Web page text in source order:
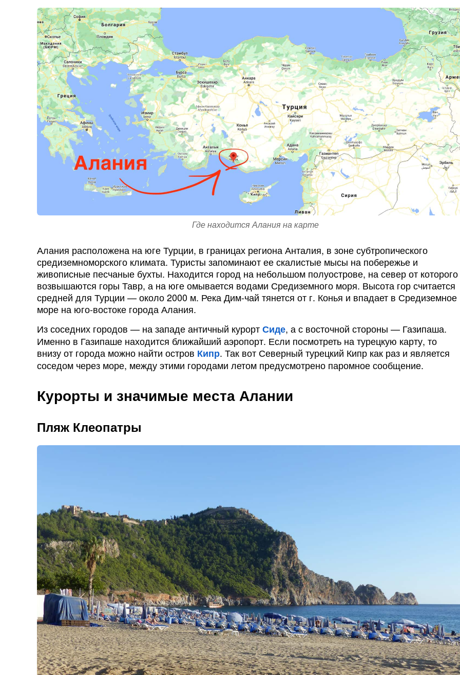
Где находится Алания на карте
Алания расположена на юге Турции, в границах региона Анталия, в зоне субтропического
средиземноморского климата. Туристы запоминают ее скалистые мысы на побережье и
живописные песчаные бухты. Находится город на небольшом полуострове, на север от которого
возвышаются горы Тавр, а на юге омывается водами Средиземного моря. Высота гор считается
средней для Турции — около 2000 м. Река Дим-чай тянется от г. Конья и впадает в Средиземное
море на юго-востоке города Алания.
Из соседних городов — на западе античный курортСиде, а с восточной стороны — Газипаша.
Именно в Газипаше находится ближайший аэропорт. Если посмотреть на турецкую карту, то
внизу от города можно найти остров Кипр. Так вот Северный турецкий Кипр как раз и является
соседом через море, между этими городами летом предусмотрено паромное сообщение.
Курорты и значимые места Алании
Пляж Клеопатры